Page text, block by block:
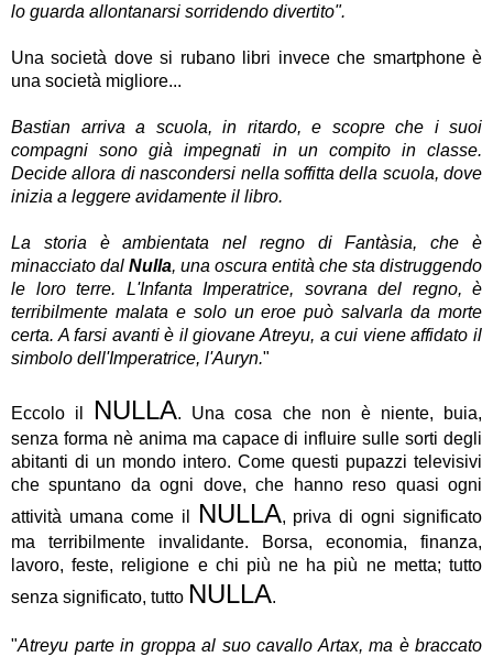
lo guarda allontanarsi sorridendo divertito".
Una società dove si rubano libri invece che smartphone è
una società migliore...
Bastian arriva a scuola, in ritardo, e scopre che i suoi
compagni sono già impegnati in un compito in classe.
Decide allora di nascondersi nella soffitta della scuola, dove
inizia a leggere avidamente il libro.
La storia è ambientata nel regno di Fantàsia, che è
minacciato dal Nulla, una oscura entità che sta distruggendo
le loro terre. L'Infanta Imperatrice, sovrana del regno, è
terribilmente malata e solo un eroe può salvarla da morte
certa. A farsi avanti è il giovane Atreyu, a cui viene affidato il
simbolo dell'Imperatrice, l'Auryn."
Eccolo il NULLA. Una cosa che non è niente, buia,
senza forma nè anima ma capace di influire sulle sorti degli
abitanti di un mondo intero. Come questi pupazzi televisivi
che spuntano da ogni dove, che hanno reso quasi ogni
attività umana come il
NULLA, priva di ogni significato
ma terribilmente invalidante. Borsa, economia, finanza,
lavoro, feste, religione e chi più ne ha più ne metta; tutto
senza significato, tutto NULLA.
"Atreyu parte in groppa al suo cavallo Artax, ma è braccato